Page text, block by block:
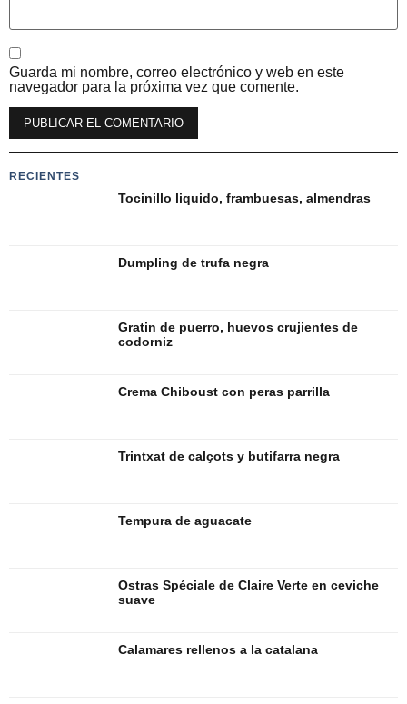
Guarda mi nombre, correo electrónico y web en este
navegador para la próxima vez que comente.
RECIENTES
Tocinillo liquido, frambuesas, almendras
Dumpling de trufa negra
Gratin de puerro, huevos crujientes de
codorniz
Crema Chiboust con peras parrilla
Trintxat de calçots y butifarra negra
Tempura de aguacate
Ostras Spéciale de Claire Verte en ceviche
suave
Calamares rellenos a la catalana